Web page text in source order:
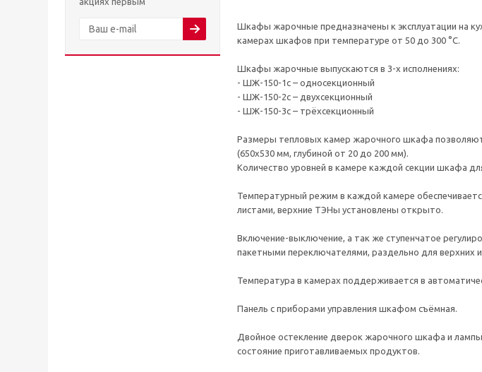
Шкафы жарочные предназначены к эксплуатации на
камерах шкафов при температуре от 50 до 300 °С.
Шкафы жарочные выпускаются в 3-х исполнениях:
- ШЖ-150-1с – односекционный
- ШЖ-150-2с – двухсекционный
- ШЖ-150-3с – трёхсекционный
Размеры тепловых камер жарочного шкафа позволяют
(650х530 мм, глубиной от 20 до 200 мм).
Количество уровней в камере каждой секции шкафа
Температурный режим в каждой камере
листами, верхние ТЭНы установлены открыто.
Включение-выключение, а так же ступенчатое
пакетными переключателями, раздельно для верхних
Температура в камерах поддерживается в
Панель с приборами управления шкафом съёмная.
Двойное остекление дверок жарочного шкафа и
состояние приготавливаемых продуктов.